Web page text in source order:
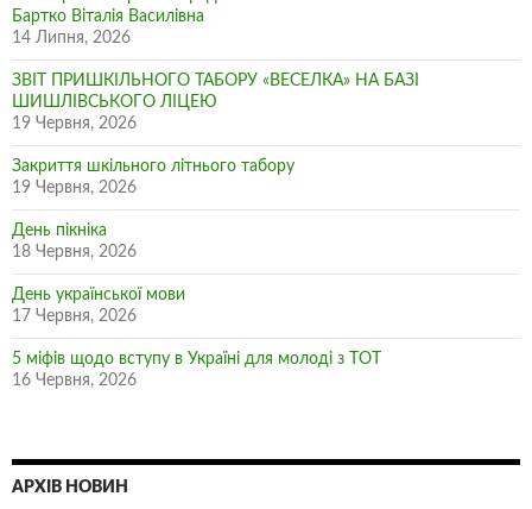
Бартко Віталія Василівна
14 Липня, 2026
ЗВІТ ПРИШКІЛЬНОГО ТАБОРУ «ВЕСЕЛКА» НА БАЗІ
ШИШЛІВСЬКОГО ЛІЦЕЮ
19 Червня, 2026
Закриття шкільного літнього табору
19 Червня, 2026
День пікніка
18 Червня, 2026
День української мови
17 Червня, 2026
5 міфів щодо вступу в Україні для молоді з ТОТ
16 Червня, 2026
АРХІВ НОВИН